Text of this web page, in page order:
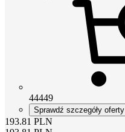
44449
Sprawdź szczegóły oferty
193.81 PLN